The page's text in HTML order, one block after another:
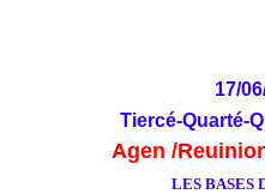
17/
Tiercé-Quarté-
Agen /
LES BASES